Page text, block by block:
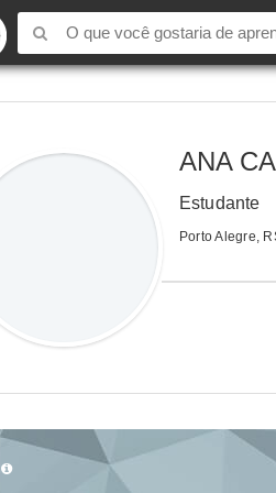
ANA
Estudante
Porto Alegre,